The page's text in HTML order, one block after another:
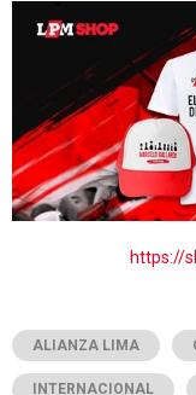
https://
ALIANZA LIMA
INTERNACIONAL